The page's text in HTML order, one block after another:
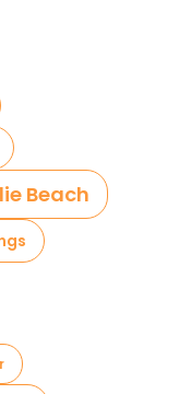
Beach